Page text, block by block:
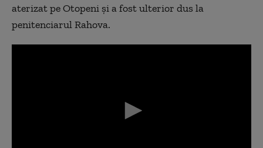
aterizat pe Otopeni și a fost ulterior dus la
penitenciarul Rahova.